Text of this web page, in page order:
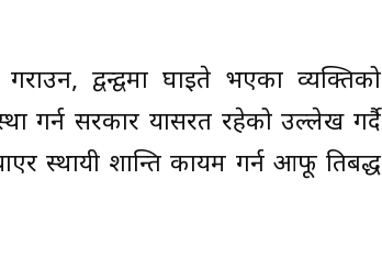
द्वन्द्वमा घाइते भएका व्यक्तिको
गर्न सरकार प्रयासरत रहेको उल्लेख गर्दै
स्थायी शान्ति कायम गर्न आफू प्रतिबद्ध